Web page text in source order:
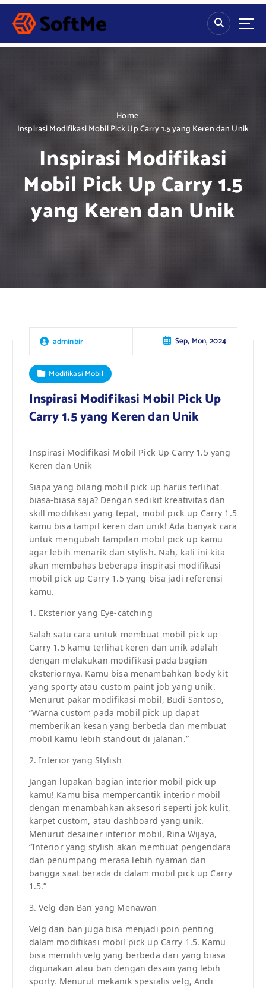
S
p
Home
Inspirasi Modifikasi Mobil Pick Up Carry 1.5 yang Keren dan Unik
Inspirasi Modifikasi
Mobil Pick Up Carry 1.5
yang Keren dan Unik
adminbir Sep, Mon, 2024
Modifikasi Mobil
Inspirasi Modifikasi Mobil Pick Up
Carry 1.5 yang Keren dan Unik
Inspirasi Modifikasi Mobil Pick Up Carry 1.5 yang
Keren dan Unik
Siapa yang bilang mobil pick up harus terlihat
biasa-biasa saja? Dengan sedikit kreativitas dan
skill modifikasi yang tepat, mobil pick up Carry 1.5
kamu bisa tampil keren dan unik! Ada banyak cara
untuk mengubah tampilan mobil pick up kamu
agar lebih menarik dan stylish. Nah, kali ini kita
akan membahas beberapa inspirasi modifikasi
mobil pick up Carry 1.5 yang bisa jadi referensi
kamu.
1. Eksterior yang Eye-catching
Salah satu cara untuk membuat mobil pick up
Carry 1.5 kamu terlihat keren dan unik adalah
dengan melakukan modifikasi pada bagian
eksteriornya. Kamu bisa menambahkan body kit
yang sporty atau custom paint job yang unik.
Menurut pakar modifikasi mobil, Budi Santoso,
“Warna custom pada mobil pick up dapat
memberikan kesan yang berbeda dan membuat
mobil kamu lebih standout di jalanan.”
2. Interior yang Stylish
Jangan lupakan bagian interior mobil pick up
kamu! Kamu bisa mempercantik interior mobil
dengan menambahkan aksesori seperti jok kulit,
karpet custom, atau dashboard yang unik.
Menurut desainer interior mobil, Rina Wijaya,
“Interior yang stylish akan membuat pengendara
dan penumpang merasa lebih nyaman dan
bangga saat berada di dalam mobil pick up Carry
1.5.”
3. Velg dan Ban yang Menawan
Velg dan ban juga bisa menjadi poin penting
dalam modifikasi mobil pick up Carry 1.5. Kamu
bisa memilih velg yang berbeda dari yang biasa
digunakan atau ban dengan desain yang lebih
sporty. Menurut mekanik spesialis velg, Andi